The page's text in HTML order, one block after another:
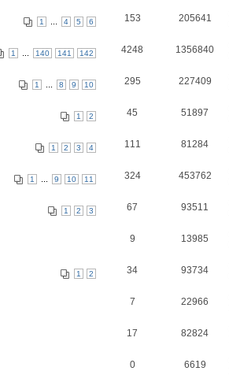
1 4 5 6 153 205641
1 140 141 142 4248 1356840
1 8 9 10 295 227409
1 2 45 51897
1 2 3 4 111 81284
1 9 10 11 324 453762
1 2 3 67 93511
9 13985
1 2 34 93734
7 22966
17 82824
0 6619